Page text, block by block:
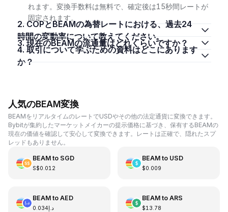
れます。変換手数料は無料で、確定後は15秒間レートが
固定されます。
2. COPとBEAMの為替レートにおける、過去24
時間の変動率について教えてください。
3. 現在のBEAMの流通量はどれくらいですか？
4. 取引について学ぶための資料はどこにあります
か？
人気のBEAM変換
BEAMをリアルタイムのレートでUSDやその他の法定通貨に変換できます。
Bybitが集約したマーケットメイカーの提示価格に基づき、保有するBEAMの
現在の価値を確認して安心して変換できます。レートは正確で、隠れたスプ
レッドもありません。
BEAMto SGD
S$0.012
BEAMto USD
$0.009
BEAMto AED
د.إ0.034
BEAMto ARS
$13.78